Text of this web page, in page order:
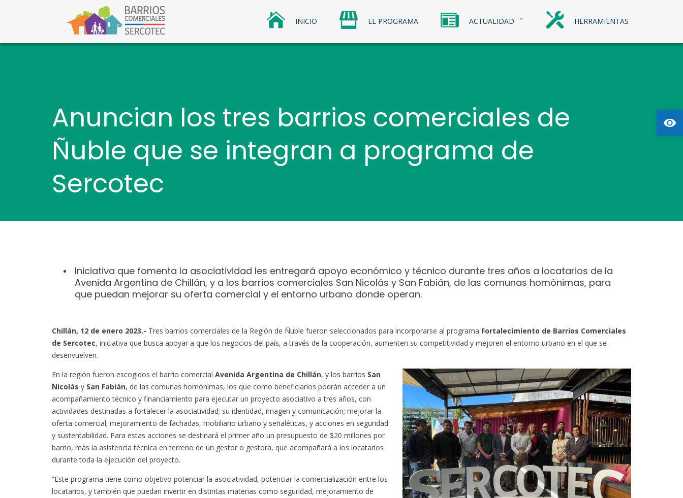
a
Barrios Comerciales
Barrios Comerciales Sercotec
INICIO EL PROGRAMA ACTUALIDAD HERRAMIENTAS
Anuncian los tres barrios comerciales de
Ñuble que se integran a programa de
Sercotec
Iniciativa que fomenta la asociatividad les entregará apoyo económico y técnico durante tres años a locatarios de la
Avenida Argentina de Chillán, y a los barrios comerciales San Nicolás y San Fabián, de las comunas homónimas, para
que puedan mejorar su oferta comercial y el entorno urbano donde operan.
Chillán, 12 de enero 2023.- Tres barrios comerciales de la Región de Ñuble fueron seleccionados para incorporarse al programa Fortalecimiento de Barrios Comerciales
de Sercotec, iniciativa que busca apoyar a que los negocios del país, a través de la cooperación, aumenten su competitividad y mejoren el entorno urbano en el que se
desenvuelven.
En la región fueron escogidos el barrio comercial Avenida Argentina de Chillán, y los barrios San
Nicolás y San Fabián, de las comunas homónimas, los que como beneficiarios podrán acceder a un
acompañamiento técnico y financiamiento para ejecutar un proyecto asociativo a tres años, con
actividades destinadas a fortalecer la asociatividad; su identidad, imagen y comunicación; mejorar la
oferta comercial; mejoramiento de fachadas, mobiliario urbano y señaléticas, y acciones en seguridad
y sustentabilidad. Para estas acciones se destinará el primer año un presupuesto de $20 millones por
barrio, más la asistencia técnica en terreno de un gestor o gestora, que acompañará a los locatarios
durante toda la ejecución del proyecto.
“Este programa tiene como objetivo potenciar la asociatividad, potenciar la comercialización entre los
locatarios, y también que puedan invertir en distintas materias como seguridad, mejoramiento de